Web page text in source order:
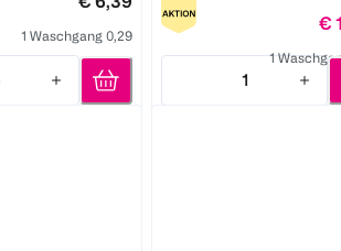
1 Waschgang 0,29
€
1
1
Quantity: 1